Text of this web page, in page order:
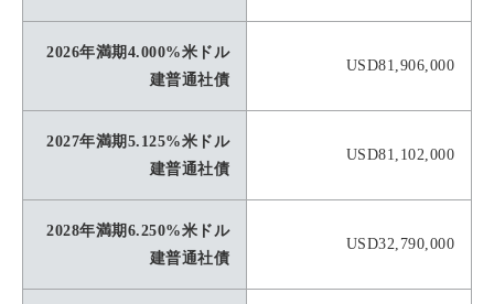
2026年満期4.000%米ドル
建普通社債
USD81,906,000
2027年満期5.125%米ドル
建普通社債
USD81,102,000
2028年満期6.250%米ドル
建普通社債
USD32,790,000